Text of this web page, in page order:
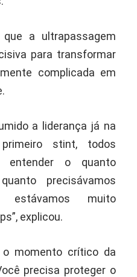
a ultrapassagem
para transformar
complicada em
a liderança já na
stint, todos
entender o quanto
precisávamos
estávamos muito
explicou.
momento crítico da
precisa proteger o